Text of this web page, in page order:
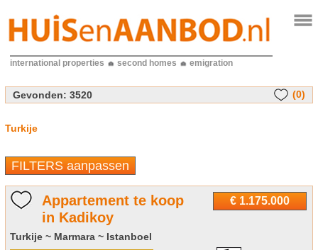
international properties second homes emigration
Gevonden: 3520 (0)
Turkije
FILTERS aanpassen
€ 1.175.000
Appartement te koop
in Kadikoy
Turkije ~ Marmara ~ Istanboel